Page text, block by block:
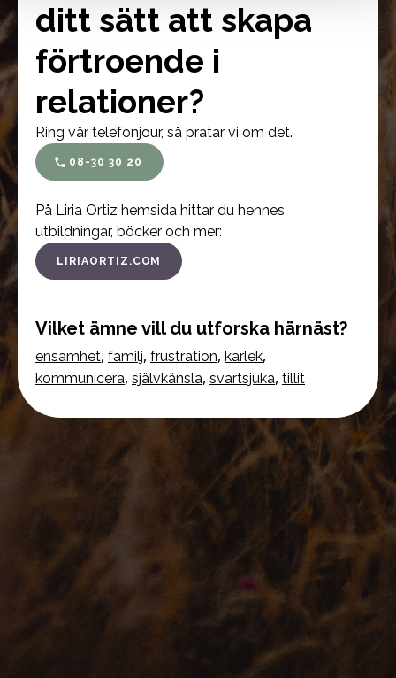
ditt sätt att skapa
förtroende i
relationer?
Ring vår telefonjour, så pratar vi om det.
08-30 30 20
På Liria Ortiz hemsida hittar du hennes
utbildningar, böcker och mer:
LIRIAORTIZ.COM
Vilket ämne vill du utforska härnäst?
ensamhet, familj, frustration, kärlek,
kommunicera, självkänsla, svartsjuka, tillit